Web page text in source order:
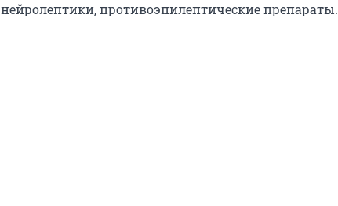
нейролептики, противоэпилептические препараты.